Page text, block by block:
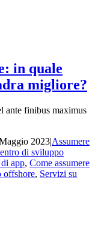
in quale
migliore?
ante finibus maximus
2023|Assumere
di sviluppo
app, Come assumere
offshore, Servizi su